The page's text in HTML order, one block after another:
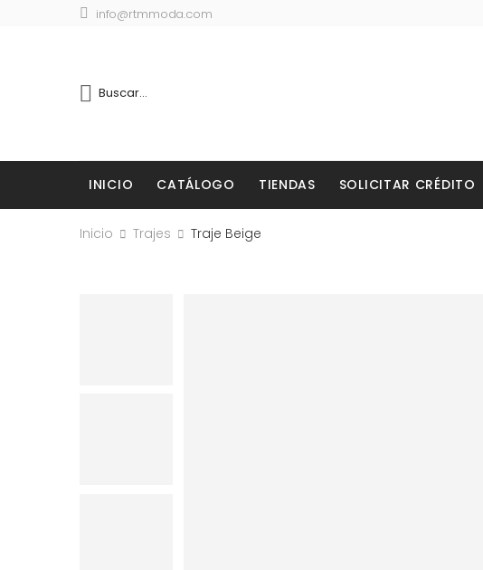
info@rtmmoda.com
INICIO CATÁLOGO TIENDAS SOLICITAR CRÉDITO
Inicio Trajes Traje Beige